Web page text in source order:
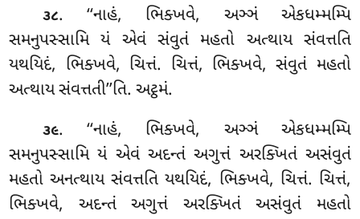
૩૮. ‘‘નાહં, ભિક્ખવે, અઞ્ઞં એકધમ્મમ્પિ
સમનુપસ્સામિ યં એવં સંવુતં મહતો અત્થાય સંવત્તતિ
યથયિદં, ભિક્ખવે, ચિત્તં. ચિત્તં, ભિક્ખવે, સંવુતં મહતો
અત્થાય સંવત્તતી’’તિ. અટ્ઠમં.
૩૯. ‘‘નાહં, ભિક્ખવે, અઞ્ઞં એકધમ્મમ્પિ
સમનુપસ્સામિ યં એવં અદન્તં અગુત્તં અરક્ખિતં અસંવુતં
મહતો અનત્થાય સંવત્તતિ યથયિદં, ભિક્ખવે, ચિત્તં. ચિત્તં,
ભિક્ખવે, અદન્તં અગુત્તં અરક્ખિતં અસંવુતં મહતો